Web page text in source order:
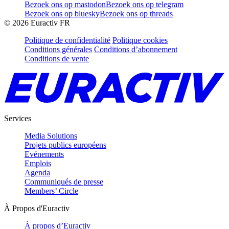
Bezoek ons op mastodonBezoek ons op telegram
Bezoek ons op blueskyBezoek ons op threads
© 2026 Euractiv FR
Politique de confidentialité Politique cookies
Conditions générales Conditions d’abonnement
Conditions de vente
Services
Media Solutions
Projets publics européens
Evénements
Emplois
Agenda
Communiqués de presse
Members’ Circle
À Propos d'Euractiv
À propos d’Euractiv